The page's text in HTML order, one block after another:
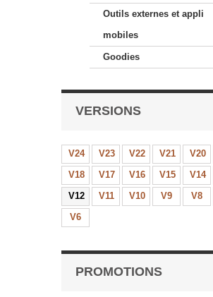
Outils externes et appli
mobiles
Goodies
VERSIONS
V24 V23 V22 V21 V20
V18
V17 V16 V15 V14
V12
V11 V10 V9 V8
V6
PROMOTIONS